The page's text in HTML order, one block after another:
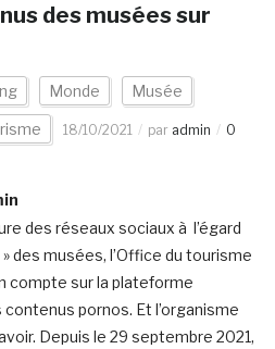
des musées sur
Monde Musée
18/10/2021 par admin
0
des réseaux sociaux à l’égard
des musées, l’Office du tourisme
compte sur la plateforme
pornos. Et l’organisme
Depuis le 29 septembre 2021,